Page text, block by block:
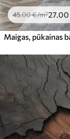
45.00€/m²27 .00